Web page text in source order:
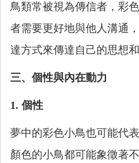
鳥類常被視為傳信者，彩
者需要更好地與他人溝通
達方式來傳達自己的思想和
三、個性與內在動力
1. 個性
夢中的彩色小鳥也可能代
顏色的小鳥都可能象徵著